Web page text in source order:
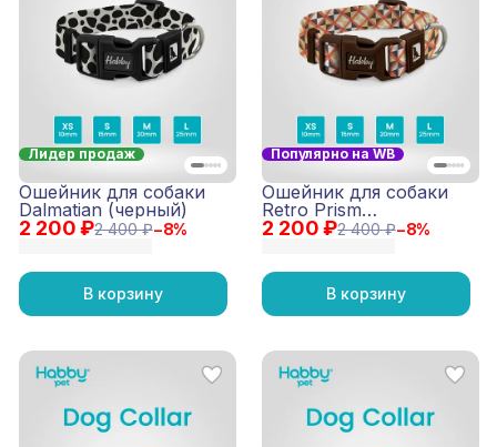
Лидер продаж
2 200 ₽2 400 ₽−8%
Ошейник для собаки
Dalmatian (черный)
В корзину
Популярно на WB
2 200 ₽2 400 ₽−8%
Ошейник для собаки
Retro Prism
(коричневый)
В корзину